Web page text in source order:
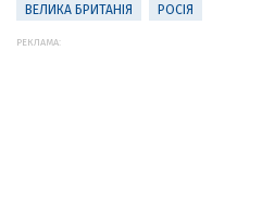
ВЕЛИКА БРИТАНІЯ РОСІЯ
РЕКЛАМА: